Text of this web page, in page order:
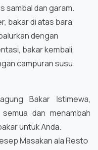
sambal dan garam.
bakar di atas bara
dengan
bakar kembali,
campuran susu.
Bakar Istimewa,
dan menambah
untuk Anda.
Masakan ala Resto